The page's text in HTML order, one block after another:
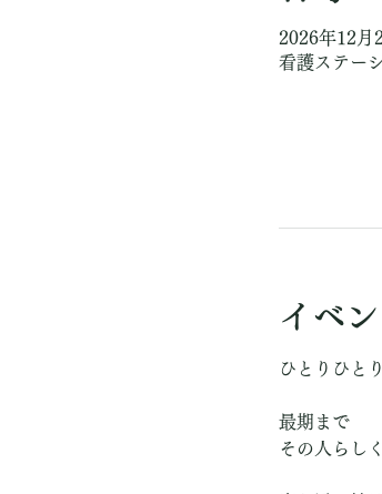
2026年12月
看護ステー
イベ
ひとりひと
最期まで
その人らし